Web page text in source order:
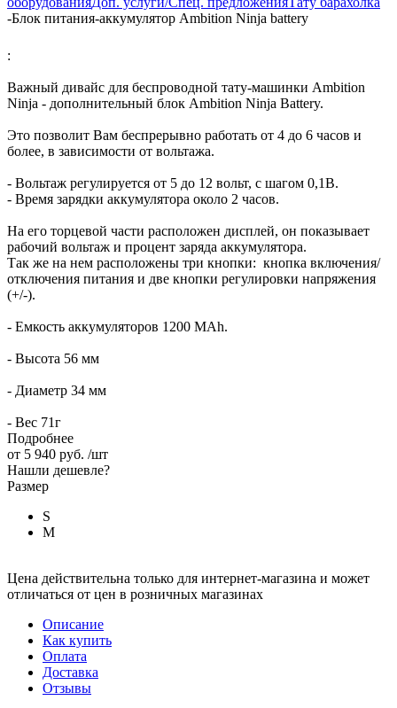
-Блок питания-аккумулятор Ambition Ninja battery
:
Важный дивайс для беспроводной тату-машинки Ambition
Ninja - дополнительный блок Ambition Ninja Battery.
Это позволит Вам беспрерывно работать от 4 до 6 часов и
более, в зависимости от вольтажа.
- Вольтаж регулируется от 5 до 12 вольт, с шагом 0,1В.
- Время зарядки аккумулятора около 2 часов.
На его торцевой части расположен дисплей, он показывает
рабочий вольтаж и процент заряда аккумулятора.
Так же на нем расположены три кнопки: кнопка включения/
отключения питания и две кнопки регулировки напряжения
(+/-).
- Емкость аккумуляторов 1200 МAh.
- Высота 56 мм
- Диаметр 34 мм
- Вес 71г
Подробнее
от 5 940 руб. /шт
Нашли дешевле?
Размер
S
M
Цена действительна только для интернет-магазина и может
отличаться от цен в розничных магазинах
Описание
Как купить
Оплата
Доставка
Отзывы